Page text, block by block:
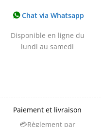
Chat via Whatsapp
Disponible en ligne du
lundi au samedi
Paiement et livraison
💳Règlement par